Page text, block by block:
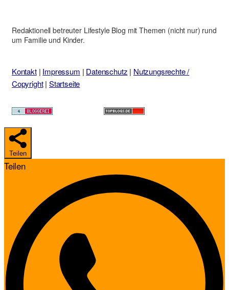
Redaktionell betreuter Lifestyle Blog mit Themen (nicht nur) rund
um Familie und Kinder.
Kontakt| Impressum | Datenschutz | Nutzungsrechte /
Copyright| Startseite
Teilen
Teilen